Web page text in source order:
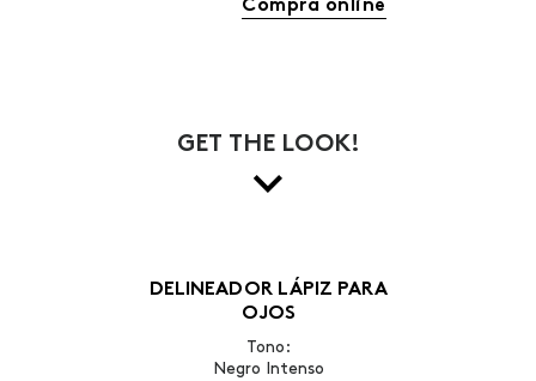
Compra online
GET THE LOOK!
DELINEADOR LÁPIZ PARA
OJOS
Tono:
Negro Intenso